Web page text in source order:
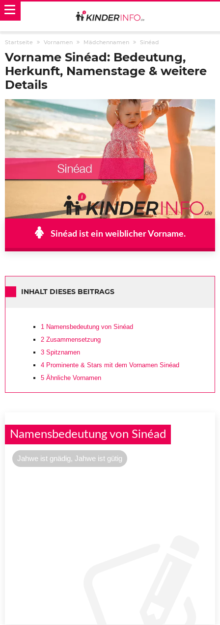
Startseite Vornamen Mädchennamen Sinéad
Vorname Sinéad: Bedeutung,
Herkunft, Namenstage & weitere
Details
Sinéad ist ein weiblicher Vorname.
INHALT DIESES BEITRAGS
1 Namensbedeutung von Sinéad
2 Zusammensetzung
3 Spitznamen
4 Prominente & Stars mit dem Vornamen Sinéad
5 Ähnliche Vornamen
Namensbedeutung von Sinéad
Jahwe ist gnädig, Jahwe ist gütig